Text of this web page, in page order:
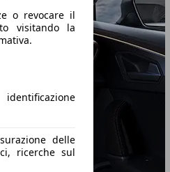
o revocare il
visitando la
delle
ricerche sul